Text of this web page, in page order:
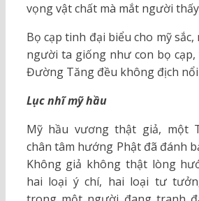
vọng vật chất mà mắt người
Bọ cạp tinh đại biểu cho mỹ sắc,
người ta giống như con bọ
Đường Tăng đều không địch
Lục nhĩ mỹ hầu
Mỹ hầu vương thật giả, một
chân tâm hướng Phật đã đánh
Không giả không thật lòng
hai loại ý chí, hai loại tư